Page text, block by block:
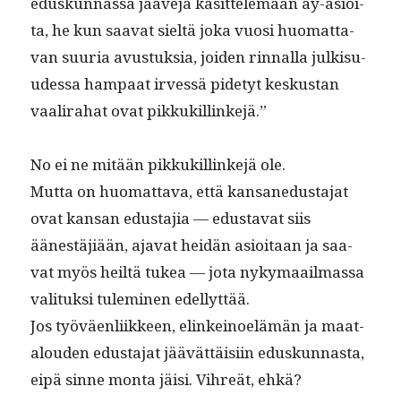
ta, he kun saa­vat sieltä joka vuosi huo­mat­ta­
van suuria avus­tuk­sia, joiden rin­nal­la julk­isu­
udessa ham­paat irvessä pide­tyt keskus­tan
vaali­ra­hat ovat pikkukillinkejä.”
No ei ne mitään pikkukillinke­jä ole.
Mut­ta on huo­mat­ta­va, että kansane­dus­ta­jat
ovat kansan edus­ta­jia — edus­ta­vat siis
äänestäjiään, aja­vat hei­dän asioitaan ja saa­
vat myös heiltä tukea — jota nyky­maail­mas­sa
val­i­tuk­si tulem­i­nen edellyttää.
Jos työväen­li­ik­keen, elinkei­noelämän ja maat­
alouden edus­ta­jat jäävät­täisi­in eduskun­nas­ta,
eipä sinne mon­ta jäisi. Vihreät, ehkä?